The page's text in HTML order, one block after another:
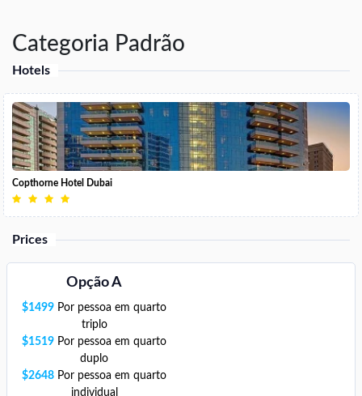
Categoria Padrão
Hotels
Copthorne Hotel Dubai
Prices
Opção A
$1499 Por pessoa em quarto
triplo
$1519 Por pessoa em quarto
duplo
$2648 Por pessoa em quarto
individual